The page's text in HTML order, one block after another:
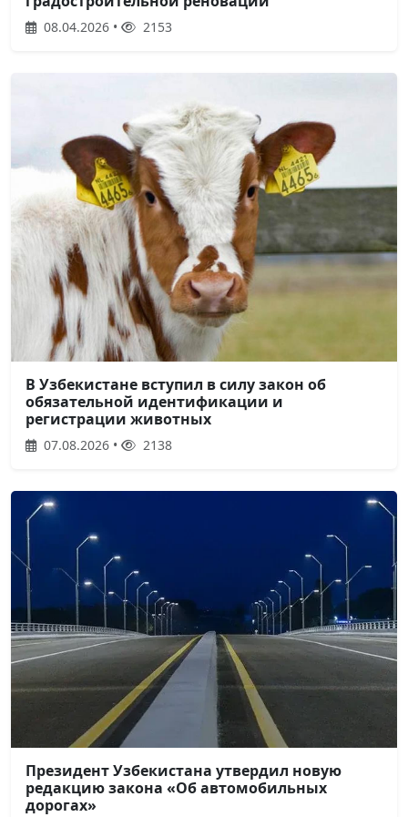
08.04.2026 • 2153
В Узбекистане вступил в силу закон об
обязательной идентификации и
регистрации животных
07.08.2026 • 2138
Президент Узбекистана утвердил новую
редакцию закона «Об автомобильных
дорогах»